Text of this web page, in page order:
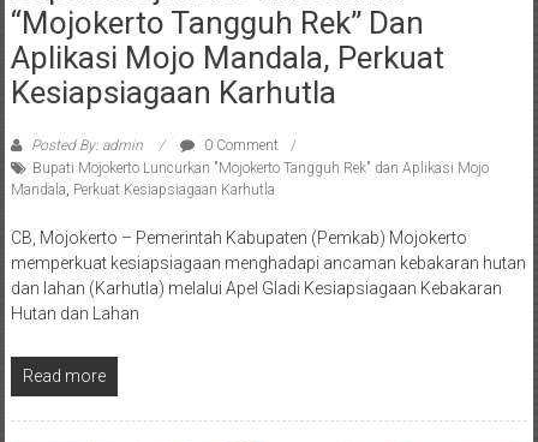
“Mojokerto Tangguh Rek” Dan
Aplikasi Mojo Mandala, Perkuat
Kesiapsiagaan Karhutla
Posted By: admin
0 Comment
Bupati Mojokerto Luncurkan "Mojokerto Tangguh Rek" dan Aplikasi Mojo
Mandala Perkuat Kesiapsiagaan Karhutla
CB, Mojokerto – Pemerintah Kabupaten (Pemkab) Mojokerto
memperkuat kesiapsiagaan menghadapi ancaman kebakaran hutan
dan lahan (Karhutla) melalui Apel Gladi Kesiapsiagaan Kebakaran
Hutan dan Lahan
Read more